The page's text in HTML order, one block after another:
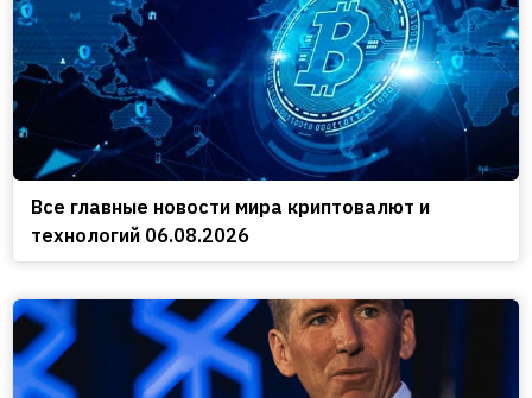
Все главные новости мира криптовалют и
технологий 06.08.2026